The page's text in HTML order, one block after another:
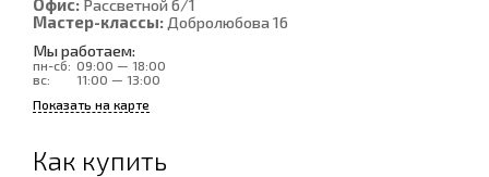
Мастер-классы: Добролюбова 16
Мы работаем:
пн-сб: 09:00 — 18:00
вс:
11:00 — 13:00
Показать на карте
Как купить